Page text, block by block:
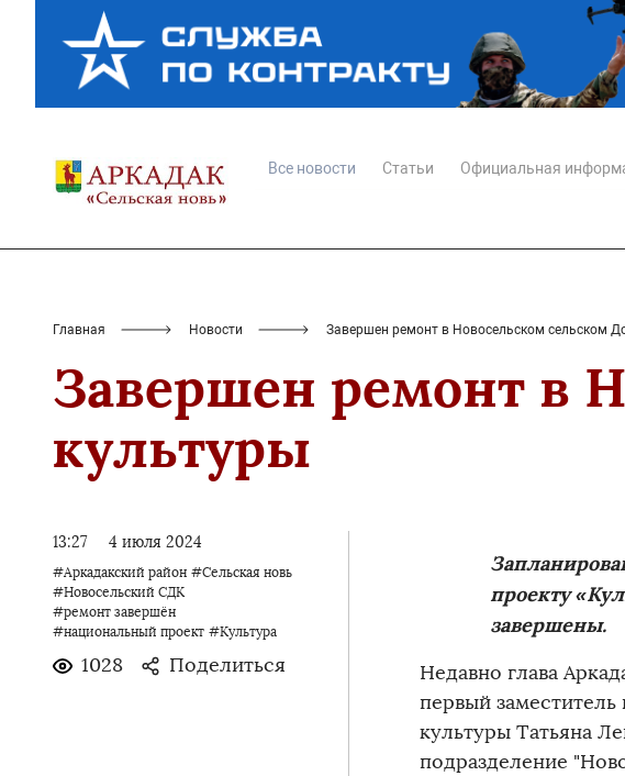
Все новости Статьи Официальная
Главная Новости Завершен ремонт в Новосельском сельском
Завершен ремонт в
культуры
13:27 4 июля 2024
#Аркадакский район #Сельская новь
#Новосельский СДК
#ремонт завершён
#национальный проект #Культура
1028 Поделиться
проекту
завершены.
Недавно глава
первый
культуры Татьяна
подразделение